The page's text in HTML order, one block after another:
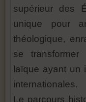
supérieur des
unique pour
théologique,
se
laïque ayant un
internationales.
Le parcours